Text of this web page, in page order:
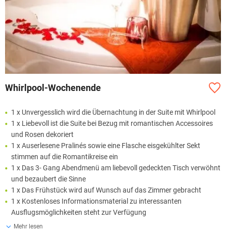
Whirlpool-Wochenende
1 x Unvergesslich wird die Übernachtung in der Suite mit Whirlpool
1 x Liebevoll ist die Suite bei Bezug mit romantischen Accessoires
und Rosen dekoriert
1 x Auserlesene Pralinés sowie eine Flasche eisgekühlter Sekt
stimmen auf die Romantikreise ein
1 x Das 3- Gang Abendmenü am liebevoll gedeckten Tisch verwöhnt
und bezaubert die Sinne
1 x Das Frühstück wird auf Wunsch auf das Zimmer gebracht
1 x Kostenloses Informationsmaterial zu interessanten
Ausflugsmöglichkeiten steht zur Verfügung
Mehr lesen